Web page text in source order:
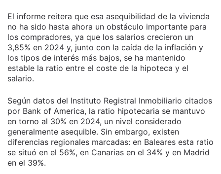
El informe reitera que esa asequibilidad de la vivienda
no ha sido hasta ahora un obstáculo importante para
los compradores, ya que los salarios crecieron un
3,85% en 2024 y, junto con la caída de la inflación y
los tipos de interés más bajos, se ha mantenido
estable la ratio entre el coste de la hipoteca y el
salario.
Según datos del Instituto Registral Inmobiliario citados
por Bank of America, la ratio hipotecaria se mantuvo
en torno al 30% en 2024, un nivel considerado
generalmente asequible. Sin embargo, existen
diferencias regionales marcadas: en Baleares esta ratio
se situó en el 56%, en Canarias en el 34% y en Madrid
en el 39%.